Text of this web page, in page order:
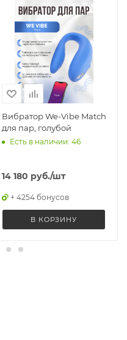
Вибратор We-Vibe Match
для пар, голубой
Есть в наличии: 46
14 180 руб./шт
+ 4254 бонусов
В КОРЗИНУ